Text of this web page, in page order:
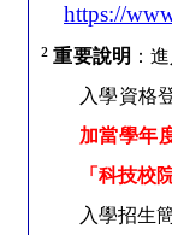
https://
² 重要說明 ：
入學資格
加當學年
「科技校
入學招生